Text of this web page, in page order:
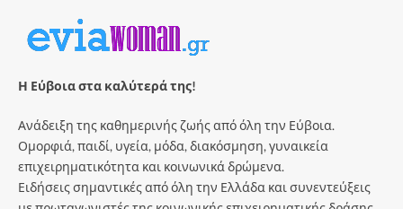
Η Εύβοια στα καλύτερά της!
Ανάδειξη της καθημερινής ζωής από όλη την Εύβοια.
Ομορφιά, παιδί, υγεία, μόδα, διακόσμηση, γυναικεία
επιχειρηματικότητα και κοινωνικά δρώμενα.
Ειδήσεις σημαντικές από όλη την Ελλάδα και συνεντεύξεις